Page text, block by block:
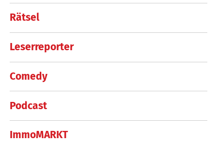
Rätsel
Leserreporter
Comedy
Podcast
ImmoMARKT